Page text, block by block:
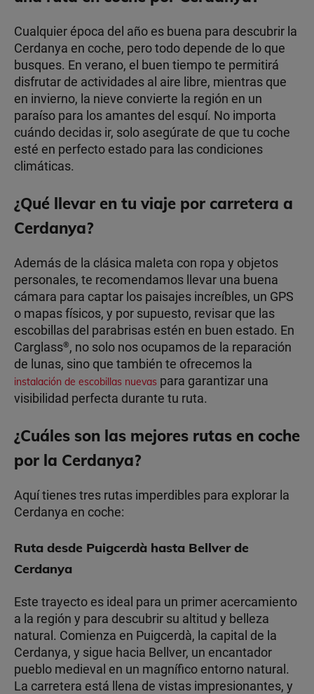
Cualquier época del año es buena para descubrir la
Cerdanya en coche, pero todo depende de lo que
busques. En verano, el buen tiempo te permitirá
disfrutar de actividades al aire libre, mientras que
en invierno, la nieve convierte la región en un
paraíso para los amantes del esquí. No importa
cuándo decidas ir, solo asegúrate de que tu coche
esté en perfecto estado para las condiciones
climáticas.
¿Qué llevar en tu viaje por carretera a
Cerdanya?
Además de la clásica maleta con ropa y objetos
personales, te recomendamos llevar una buena
cámara para captar los paisajes increíbles, un GPS
o mapas físicos, y por supuesto, revisar que las
escobillas del parabrisas estén en buen estado. En
Carglass®, no solo nos ocupamos de la reparación
de lunas, sino que también te ofrecemos la
instalación de escobillas nuevas para garantizar una
visibilidad perfecta durante tu ruta.
¿Cuáles son las mejores rutas en coche
por la Cerdanya?
Aquí tienes tres rutas imperdibles para explorar la
Cerdanya en coche:
Ruta desde Puigcerdà hasta Bellver de
Cerdanya
Este trayecto es ideal para un primer acercamiento
a la región y para descubrir su altitud y belleza
natural. Comienza en Puigcerdà, la capital de la
Cerdanya, y sigue hacia Bellver, un encantador
pueblo medieval en un magnífico entorno natural.
La carretera está llena de vistas impresionantes, y